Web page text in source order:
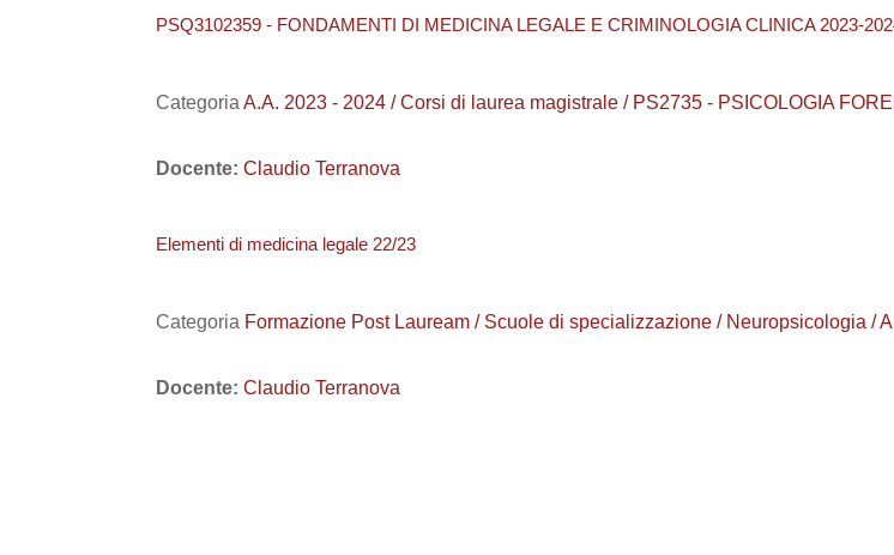
PSQ3102359 - FONDAMENTI DI MEDICINA LEGALE E CRIMINOLOGIA CLINICA 2023-
Categoria A.A. 2023 - 2024 / Corsi di laurea magistrale / PS2735 - PSICOLOGIA
Docente: Claudio Terranova
Elementi di medicina legale 22/23
Categoria Formazione Post Lauream / Scuole di specializzazione / Neuropsicologia /
Docente: Claudio Terranova